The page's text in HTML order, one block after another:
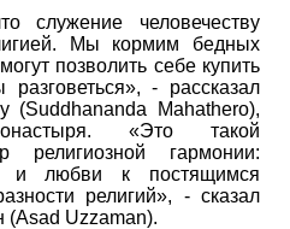
служение человечеству
Мы кормим бедных
позволить себе купить
- рассказал
(Suddhananda Mahathero),
«Это такой
религиозной гармонии:
и любви к постящимся
религий», - сказал
(Asad Uzzaman).